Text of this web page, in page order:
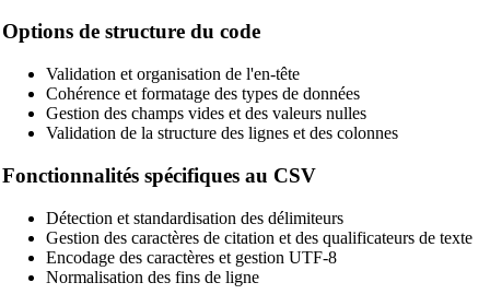
🔗Related Tools
Formateurs & Embellisseurs de Code
🔧 OUTILS
HTML Beautifier
Options de structure du code
Validation et organisation de l'en-tête
Cohérence et formatage des types de données
Gestion des champs vides et des valeurs nulles
Validation de la structure des lignes et des colonnes
Fonctionnalités spécifiques au CSV
Détection et standardisation des délimiteurs
Gestion des caractères de citation et des qualificateurs de texte
Encodage des caractères et gestion UTF-8
Normalisation des fins de ligne